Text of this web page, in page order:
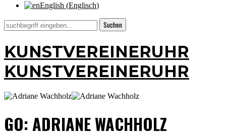
English (Englisch)
KUNSTVEREINERUHR
KUNSTVEREINERUHR
GO: ADRIANE WACHHOLZ